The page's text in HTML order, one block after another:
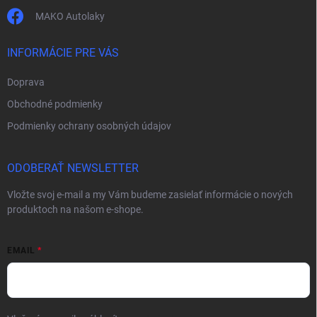
MAKO Autolaky
INFORMÁCIE PRE VÁS
Doprava
Obchodné podmienky
Podmienky ochrany osobných údajov
ODOBERAŤ NEWSLETTER
Vložte svoj e-mail a my Vám budeme zasielať informácie o nových
produktoch na našom e-shope.
EMAIL